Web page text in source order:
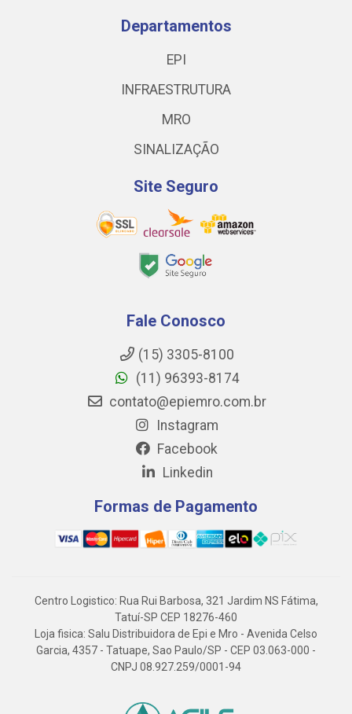
Departamentos
EPI
INFRAESTRUTURA
MRO
SINALIZAÇÃO
Site Seguro
Fale Conosco
(15) 3305-8100
(11) 96393-8174
contato@epiemro.com.br
Instagram
Facebook
Linkedin
Formas de Pagamento
Centro Logistico: Rua Rui Barbosa, 321 Jardim NS Fátima,
Tatuí-SP CEP 18276-460
Loja fisica: Salu Distribuidora de Epi e Mro - Avenida Celso
Garcia, 4357 - Tatuape, Sao Paulo/SP - CEP 03.063-000 -
CNPJ 08.927.259/0001-94